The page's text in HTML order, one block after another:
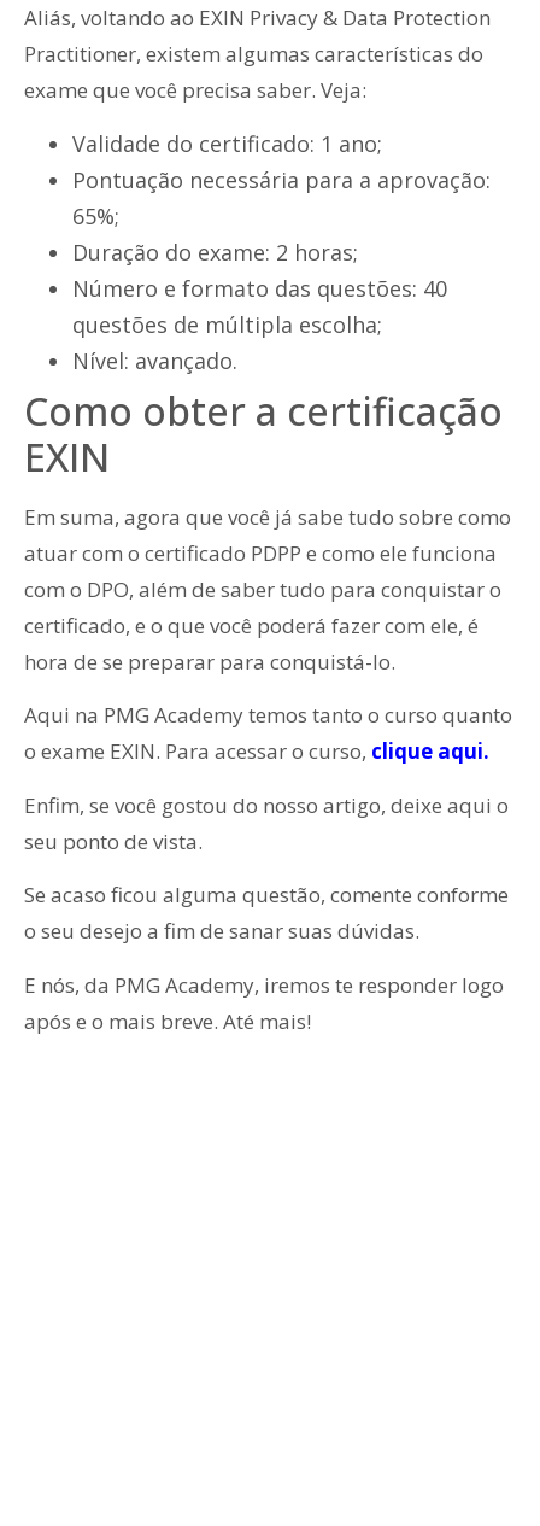
Aliás, voltando ao EXIN Privacy & Data Protection
Practitioner, existem algumas características do
exame que você precisa saber. Veja:
Validade do certificado: 1 ano;
Pontuação necessária para a aprovação:
65%;
Duração do exame: 2 horas;
Número e formato das questões: 40
questões de múltipla escolha;
Nível: avançado.
Como obter a certificação
EXIN
Em suma, agora que você já sabe tudo sobre como
atuar com o certificado PDPP e como ele funciona
com o DPO, além de saber tudo para conquistar o
certificado, e o que você poderá fazer com ele, é
hora de se preparar para conquistá-lo.
Aqui na PMG Academy temos tanto o curso quanto
o exame EXIN. Para acessar o curso, clique aqui.
Enfim, se você gostou do nosso artigo, deixe aqui o
seu ponto de vista.
Se acaso ficou alguma questão, comente conforme
o seu desejo a fim de sanar suas dúvidas.
E nós, da PMG Academy, iremos te responder logo
após e o mais breve. Até mais!